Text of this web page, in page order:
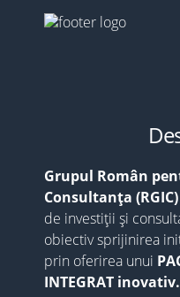
Grupul Român
Consultanța (RGIC)
de investiții și
obiectiv sprijinirea
prin oferirea unui
INTEGRAT inovativ.